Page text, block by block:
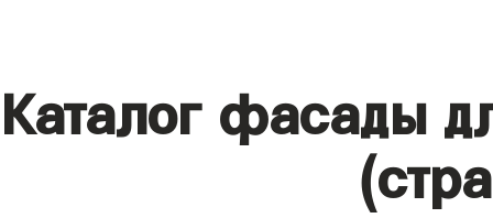
Каталог фасады